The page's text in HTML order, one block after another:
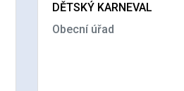
DĚTSKÝ KARNEVAL
Obecní úřad